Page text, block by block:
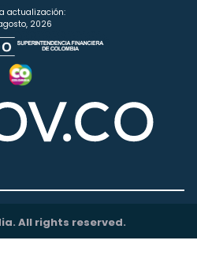
actualización:
2026
All rights reserved.